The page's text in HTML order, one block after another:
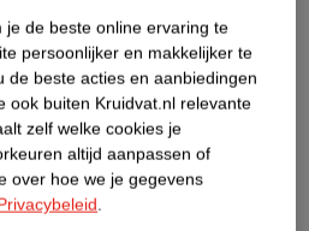
heeft (nog) geen Nature
Score.
de beste online ervaring te
persoonlijker en makkelijker te
de beste acties en aanbiedingen
ook buiten Kruidvat.nl relevante
zelf welke cookies je
altijd aanpassen of
over hoe we je gegevens
.